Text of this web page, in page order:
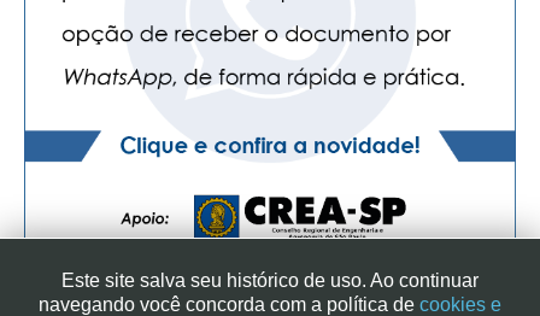
ASSOCIE-SE
Este site salva seu histórico de uso. Ao continuar
navegando você concorda com a política de cookies e